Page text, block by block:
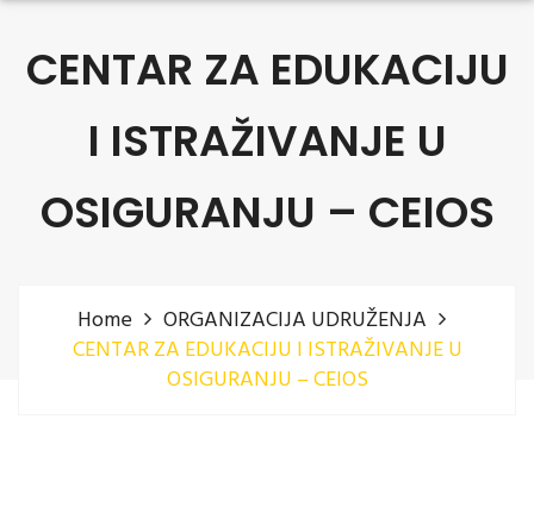
CENTAR ZA EDUKACIJU
I ISTRAŽIVANJE U
OSIGURANJU – CEIOS
Home
ORGANIZACIJA UDRUŽENJA
CENTAR ZA EDUKACIJU I ISTRAŽIVANJE U
OSIGURANJU – CEIOS